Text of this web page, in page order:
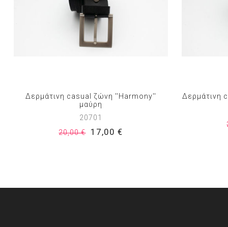
Δερμάτινη casual ζώνη ''Harmony''
μαύρη
20701
20,00 €
17,00 €
Δερμάτινη